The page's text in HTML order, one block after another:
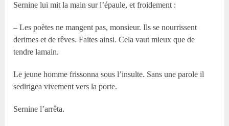
Sernine lui mit la main sur l’épaule, et froidement :
– Les poètes ne mangent pas, monsieur. Ils se nourrissent
derimes et de rêves. Faites ainsi. Cela vaut mieux que de
tendre lamain.
Le jeune homme frissonna sous l’insulte. Sans une parole il
sedirigea vivement vers la porte.
Sernine l’arrêta.